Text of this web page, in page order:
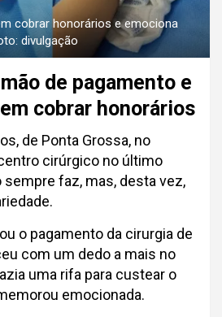
cobrar honorários e emociona
divulgação
de pagamento e
cobrar honorários
de Ponta Grossa, no
cirúrgico no último
sempre faz, mas, desta vez,
o pagamento da cirurgia de
com um dedo a mais no
uma rifa para custear o
emocionada.